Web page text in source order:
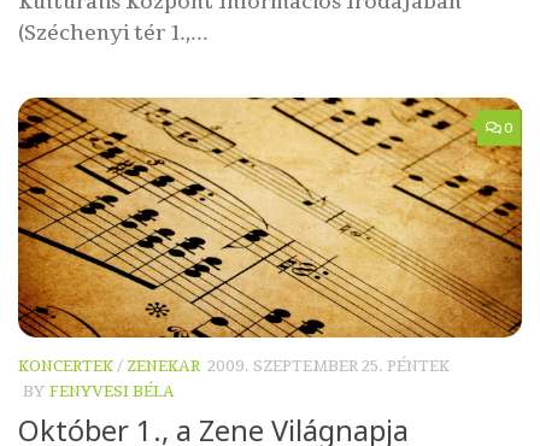
(Széchenyi tér 1.,...
0
KONCERTEK/ ZENEKAR 2009. SZEPTEMBER 25. PÉNTEK
BY FENYVESI BÉLA
Október 1., a Zene Világnapja